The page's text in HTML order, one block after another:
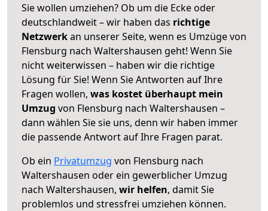
Sie wollen umziehen? Ob um die Ecke oder
deutschlandweit – wir haben das richtige
Netzwerkan unserer Seite, wenn es Umzüge von
Flensburg nach Waltershausen geht! Wenn Sie
nicht weiterwissen – haben wir die richtige
Lösung für Sie! Wenn Sie Antworten auf Ihre
Fragen wollen, was kostet überhaupt mein
Umzug von Flensburg nach Waltershausen –
dann wählen Sie sie uns, denn wir haben immer
die passende Antwort auf Ihre Fragen parat.
Ob ein Privatumzug von Flensburg nach
Waltershausen oder ein gewerblicher Umzug
nach Waltershausen, wir helfen, damit Sie
problemlos und stressfrei umziehen können.